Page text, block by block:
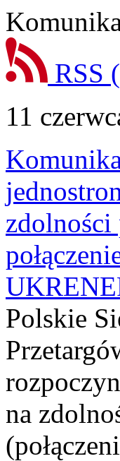
RSS
11
zdolności
Polskie
na